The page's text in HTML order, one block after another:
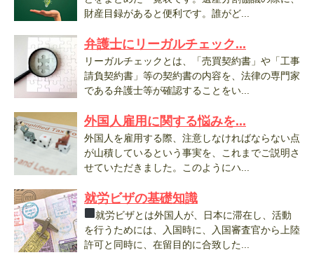
財産目録があると便利です。誰がど...
弁護士にリーガルチェック...
リーガルチェックとは、「売買契約書」や「工事
請負契約書」等の契約書の内容を、法律の専門家
である弁護士等が確認することをい...
外国人雇用に関する悩みを...
外国人を雇用する際、注意しなければならない点
が山積しているという事実を、これまでご説明さ
せていただきました。このようにハ...
就労ビザの基礎知識
就労ビザとは外国人が、日本に滞在し、活動
を行うためには、入国時に、入国審査官から上陸
許可と同時に、在留目的に合致した...